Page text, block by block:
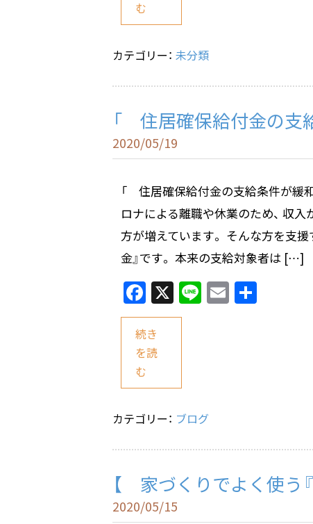
b
o
k
む
カテゴリー： 未分類
「 住居確保給付金の支
2020/05/19
「 住居確保給付金の支給条件が緩
ロナによる離職や休業のため、 収
方が増えています。 そんな方を支
金』です。 本来の支給対象者は […]
F
a
c
e
b
o
k
X Li
n
E
m
続き
を読
む
カテゴリー： ブログ
【 家づくりでよく使う
2020/05/15